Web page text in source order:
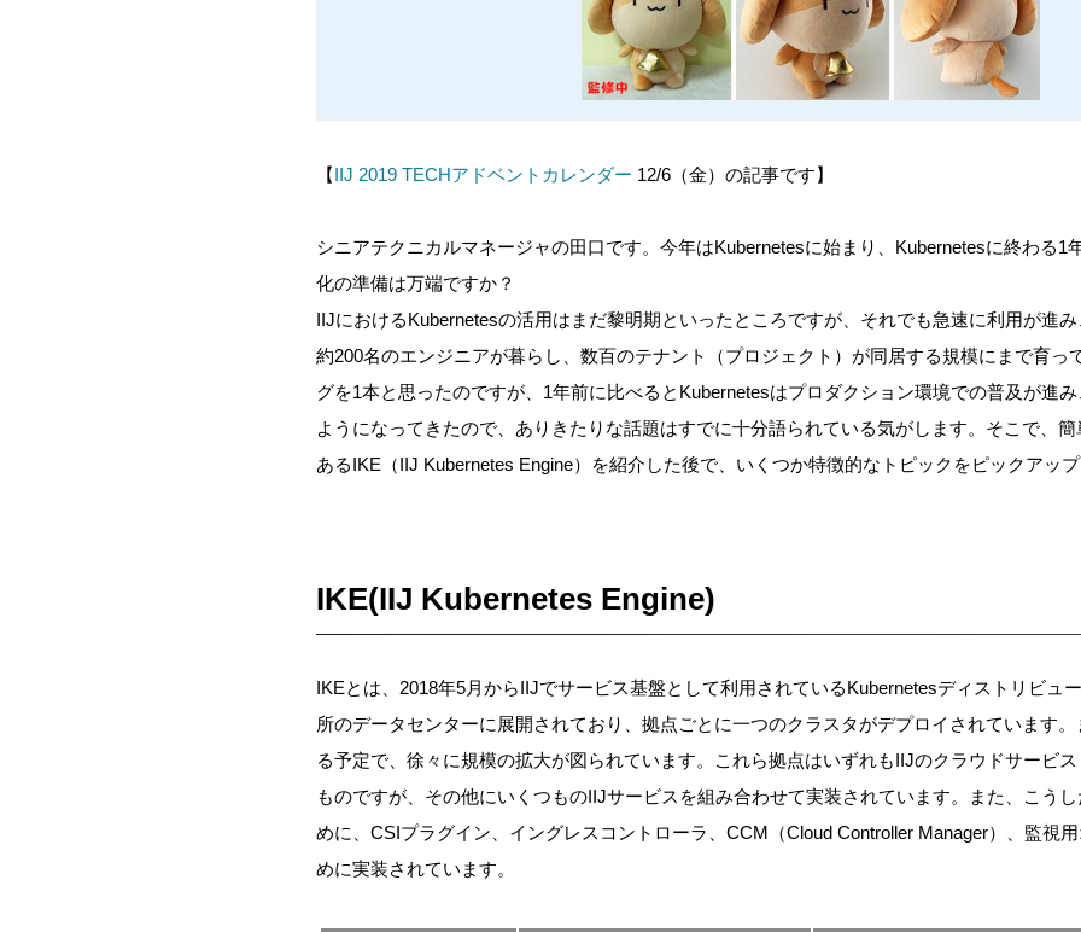
【IIJ 2019 TECHアドベントカレンダー 12/6（金）の記事です】
シニアテクニカルマネージャの田口です。今年はKubernetesに始まり、Kubernetesに終わる1
化の準備は万端ですか？
IIJにおけるKubernetesの活用はまだ黎明期といったところですが、それでも急速に利用が進
約200名のエンジニアが暮らし、数百のテナント（プロジェクト）が同居する規模にまで育っ
グを1本と思ったのですが、1年前に比べるとKubernetesはプロダクション環境での普及が進
ようになってきたので、ありきたりな話題はすでに十分語られている気がします。そこで、
あるIKE（IIJ Kubernetes Engine）を紹介した後で、いくつか特徴的なトピックをピックアッ
IKE(IIJ Kubernetes Engine)
IKEとは、2018年5月からIIJでサービス基盤として利用されているKubernetesディストリビュ
所のデータセンターに展開されており、拠点ごとに一つのクラスタがデプロイされています
る予定で、徐々に規模の拡大が図られています。これら拠点はいずれもIIJのクラウドサービ
ものですが、その他にいくつものIIJサービスを組み合わせて実装されています。また、こう
めに、CSIプラグイン、イングレスコントローラ、CCM（Cloud Controller Manager）、監視
めに実装されています。